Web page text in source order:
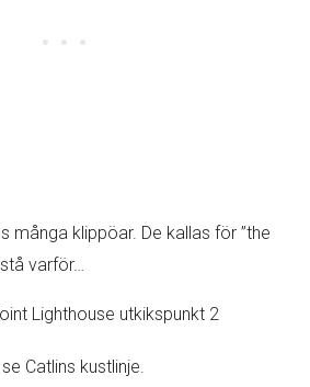
många klippöar. De kallas för ”the
varför…
Catlins kustlinje.